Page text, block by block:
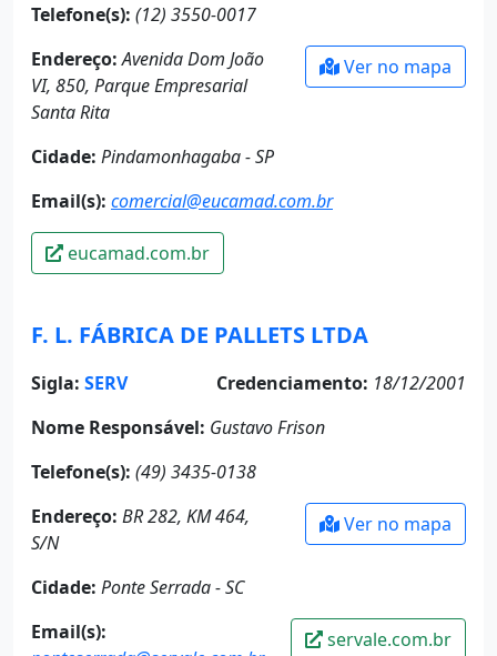
Telefone(s): (12) 3550-0017
Endereço: Avenida Dom João
VI, 850, Parque Empresarial
Santa Rita
Cidade: Pindamonhagaba - SP
Ver no mapa
Email(s): comercial@eucamad.com.br
eucamad.com.br
F. L. FÁBRICA DE PALLETS LTDA
Sigla: SERV Credenciamento: 18/12/2001
Nome Responsável: Gustavo Frison
Telefone(s): (49) 3435-0138
Endereço: BR 282, KM 464,
S/N
Cidade: Ponte Serrada - SC
Ver no mapa
Email(s):
servale.com.br